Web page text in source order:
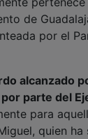
de
por el
alcanzado
parte del
para
quien